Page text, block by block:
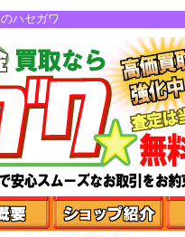
ハセガワ